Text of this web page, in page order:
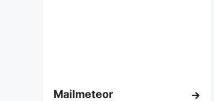
Mailmeteor